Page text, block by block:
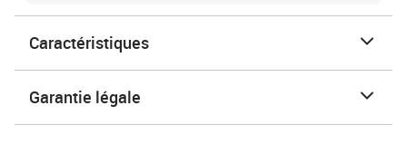
Caractéristiques
Garantie légale